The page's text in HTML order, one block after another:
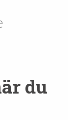
du